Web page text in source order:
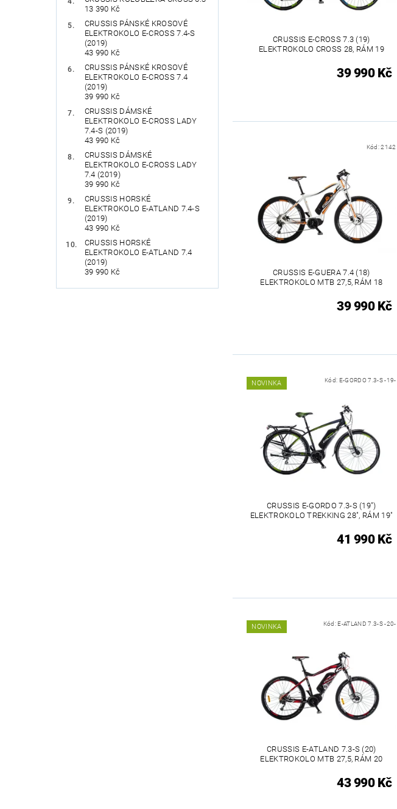
13 390 Kč
CRUSSIS PÁNSKÉ KROSOVÉ
ELEKTROKOLO E-CROSS 7.4-S
(2019)
43 990 Kč
CRUSSIS PÁNSKÉ KROSOVÉ
ELEKTROKOLO E-CROSS 7.4
(2019)
39 990 Kč
CRUSSIS DÁMSKÉ
ELEKTROKOLO E-CROSS LADY
7.4-S (2019)
43 990 Kč
CRUSSIS DÁMSKÉ
ELEKTROKOLO E-CROSS LADY
7.4 (2019)
39 990 Kč
CRUSSIS HORSKÉ
ELEKTROKOLO E-ATLAND 7.4-S
(2019)
43 990 Kč
CRUSSIS HORSKÉ
ELEKTROKOLO E-ATLAND 7.4
(2019)
39 990 Kč
CRUSSIS E-CROSS 7.3 (19)
ELEKTROKOLO CROSS 28, RÁM 19
39 990 Kč
Kód:2142
CRUSSIS E-GUERA 7.4 (18)
ELEKTROKOLO MTB 27,5, RÁM 18
39 990 Kč
NOVINKA Kód: E-GORDO 7.3-S -19-
CRUSSIS E-GORDO 7.3-S (19")
ELEKTROKOLO TREKKING 28", RÁM 19"
41 990 Kč
NOVINKA Kód: E-ATLAND 7.3-S -20-
CRUSSIS E-ATLAND 7.3-S (20)
ELEKTROKOLO MTB 27,5, RÁM 20
43 990 Kč